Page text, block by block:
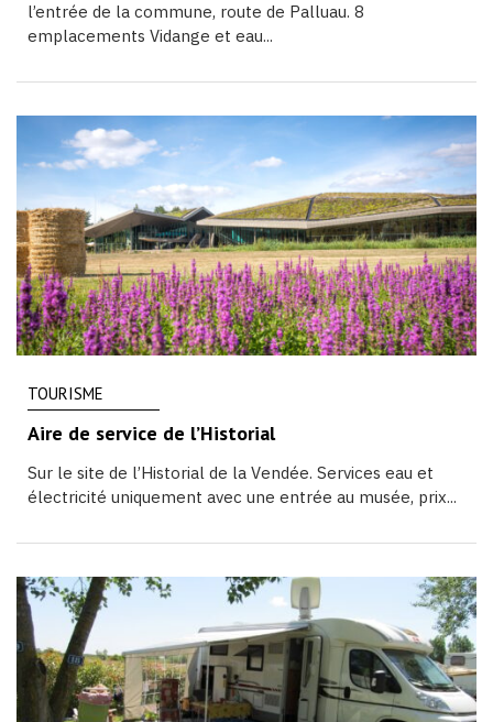
l’entrée de la commune, route de Palluau. 8
emplacements Vidange et eau...
TOURISME
Aire de service de l’Historial
Sur le site de l’Historial de la Vendée. Services eau et
électricité uniquement avec une entrée au musée, prix...